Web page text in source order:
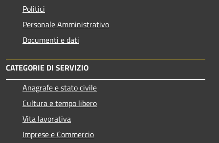
Politici
Personale Amministrativo
Documenti e dati
CATEGORIE DI SERVIZIO
Anagrafe e stato civile
Cultura e tempo libero
Vita lavorativa
Imprese e Commercio